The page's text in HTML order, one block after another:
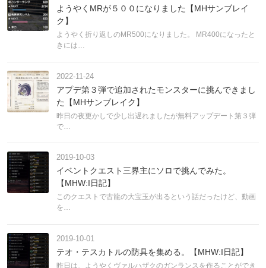
ようやくMRが５００になりました【MHサンブレイ
ク】
ようやく折り返しのMR500になりました。 MR400になったと
きには…
2022-11-24
アプデ第３弾で追加されたモンスターに挑んできまし
た【MHサンブレイク】
昨日の夜更かしで少し出遅れましたが無料アップデート第３弾
で…
2019-10-03
イベントクエスト三界主にソロで挑んでみた。
【MHW:I日記】
このクエストで古龍の大宝玉が出るという話だったけど、動画
を…
2019-10-01
テオ・テスカトルの防具を集める。【MHW:I日記】
昨日は、ようやくヴァルハザクのガンランスを作ることができ